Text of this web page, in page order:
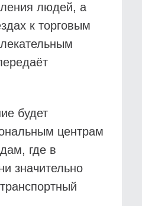
людей, а
к торговым
будет
центрам
где в
значительно